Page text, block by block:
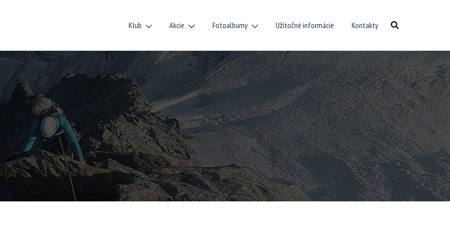
Klub Akcie Fotoalbumy Užitočné informácie Kontakty